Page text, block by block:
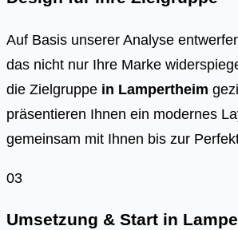
Auf Basis unserer Analyse
das nicht nur Ihre Marke
die Zielgruppe in Lampertheim
präsentieren Ihnen ein modernes
gemeinsam mit Ihnen bis zur
03
Umsetzung & Start in